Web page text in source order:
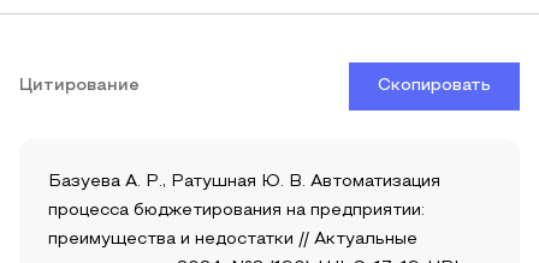
Цитирование Скопировать
Базуева А. Р., Ратушная Ю. В. Автоматизация
процесса бюджетирования на предприятии:
преимущества и недостатки // Актуальные